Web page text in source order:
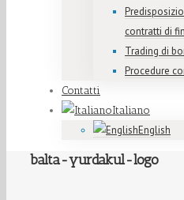
contratti di
Trading di
Procedure
Contatti
Italiano
English
balta-yurdakul-logo